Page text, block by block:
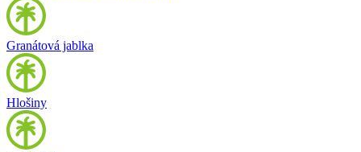
Granátová jablka
Hlošiny